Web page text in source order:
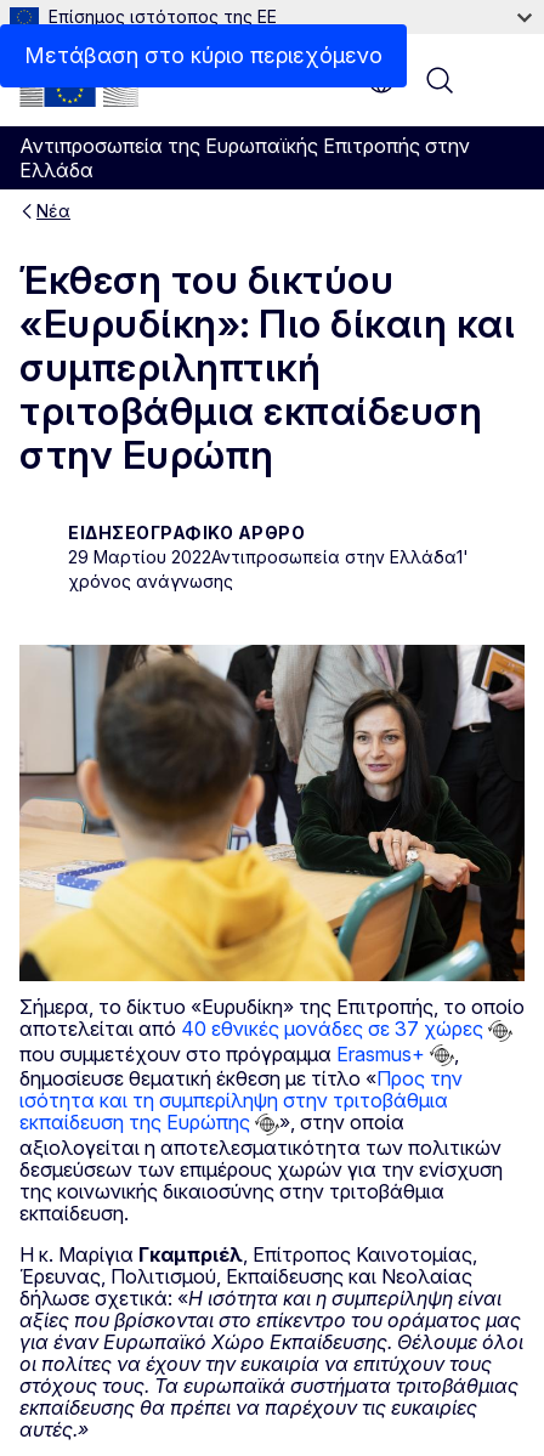
Μετάβαση στο κύριο περιεχόμενο
Επίσημος ιστότοπος της ΕΕ
Αντιπροσωπεία της Ευρωπαϊκής Επιτροπής στην
Ελλάδα
Menu
Νέα
Έκθεση του δικτύου
«Ευρυδίκη»: Πιο δίκαιη και
συμπεριληπτική
τριτοβάθμια εκπαίδευση
στην Ευρώπη
ΕΙΔΗΣΕΟΓΡΑΦΙΚΌ ΆΡΘΡΟ
29 Μαρτίου 2022Αντιπροσωπεία στην Ελλάδα1'
χρόνος ανάγνωσης
Σήμερα, το δίκτυο «Ευρυδίκη» της Επιτροπής, το οποίο
αποτελείται από 40 εθνικές μονάδες σε 37 χώρες
που συμμετέχουν στο πρόγραμμα Erasmus+
δημοσίευσε θεματική έκθεση με τίτλο «Προς την
ισότητα και τη συμπερίληψη στην τριτοβάθμια
εκπαίδευση της Ευρώπης
», στην οποία
αξιολογείται η αποτελεσματικότητα των πολιτικών
δεσμεύσεων των επιμέρους χωρών για την ενίσχυση
της κοινωνικής δικαιοσύνης στην τριτοβάθμια
εκπαίδευση.
Η κ. Μαρίγια Γκαμπριέλ , Επίτροπος Καινοτομίας,
Έρευνας, Πολιτισμού, Εκπαίδευσης και Νεολαίας
δήλωσε σχετικά: «Η ισότητα και η συμπερίληψη είναι
αξίες που βρίσκονται στο επίκεντρο του οράματος μας
για έναν Ευρωπαϊκό Χώρο Εκπαίδευσης. Θέλουμε όλοι
οι πολίτες να έχουν την ευκαιρία να επιτύχουν τους
στόχους τους. Τα ευρωπαϊκά συστήματα τριτοβάθμιας
εκπαίδευσης θα πρέπει να παρέχουν τις ευκαιρίες
αυτές.»